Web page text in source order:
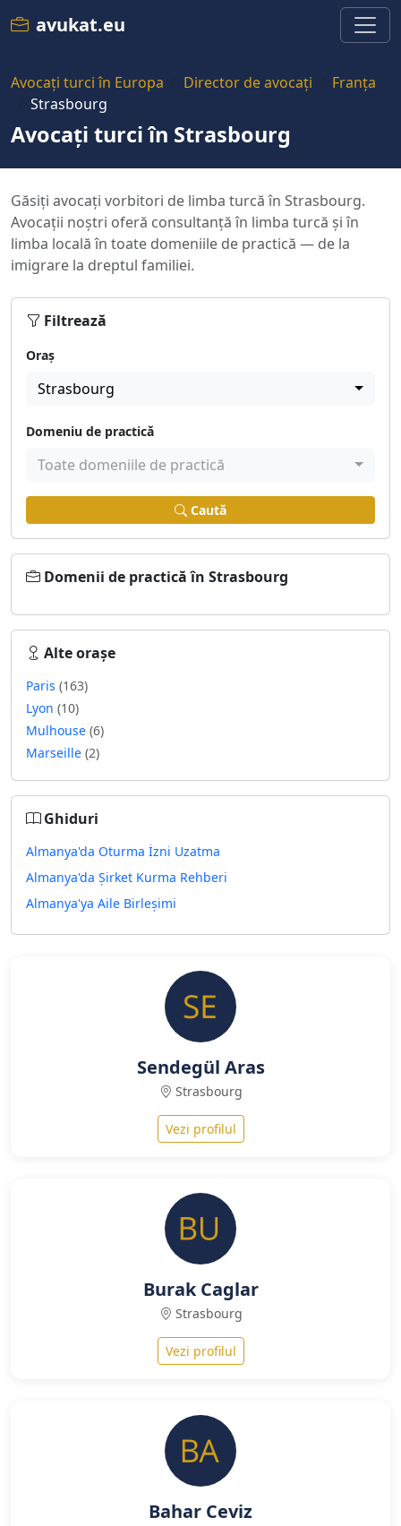
avukat.eu
Avocați turci în Europa Director de avocați
Franța
Strasbourg
Avocați turci în Strasbourg
Găsiți avocați vorbitori de limba turcă în Strasbourg.
Avocații noștri oferă consultanță în limba turcă și în
limba locală în toate domeniile de practică — de la
imigrare la dreptul familiei.
Filtrează
Oraș
Strasbourg
Domeniu de practică
Toate domeniile de practică
Caută
Domenii de practică în Strasbourg
Alte orașe
Paris (163)
Lyon (10)
Mulhouse (6)
Marseille (2)
Ghiduri
Almanya'da Oturma İzni Uzatma
Almanya'da Şirket Kurma Rehberi
Almanya'ya Aile Birleşimi
Sendegül Aras
Strasbourg
Vezi profilul
Burak Caglar
Strasbourg
Vezi profilul
Bahar Ceviz